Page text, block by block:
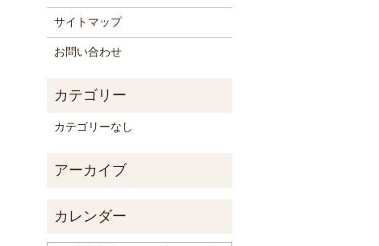
サイトマップ
お問い合わせ
カテゴリーなし